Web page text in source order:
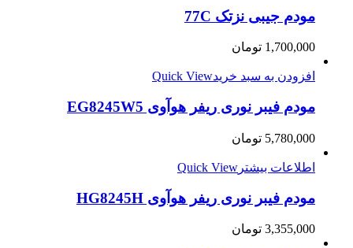
مودم جیبی نزتک 77C
1,700,000 تومان
افزودن به سبد خریدQuick View
مودم فیبر نوری ریفر هوآوی EG8245W5
5,780,000 تومان
اطلاعات بیشتر Quick View
مودم فیبر نوری ریفر هوآوی HG8245H
3,355,000 تومان